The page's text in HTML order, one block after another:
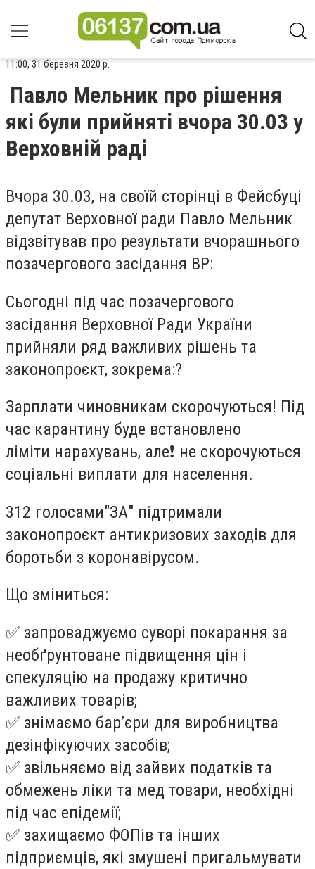
11:00, 31 березня 2020 р.
Павло Мельник про рішення
які були прийняті вчора 30.03 у
Верховній раді
Вчора 30.03, на своїй сторінці в Фейсбуці
депутат Верховної ради Павло Мельник
відзвітував про результати вчорашнього
позачергового засідання ВР:
Сьогодні під час позачергового
засідання Верховної Ради України
прийняли ряд важливих рішень та
законопроєкт, зокрема:?
​​Зарплати чиновникам скорочуються! Під
час карантину буде встановлено
ліміти нарахувань, але❗ не скорочуються
соціальні виплати для населення.
312 голосами"ЗА" підтримали
законопроєкт антикризових заходів для
боротьби з коронавірусом.
Що зміниться:
✅ запроваджуємо суворі покарання за
необґрунтоване підвищення цін і
спекуляцію на продажу критично
важливих товарів;
✅ знімаємо бар’єри для виробництва
дезінфікуючих засобів;
✅ звільняємо від зайвих податків та
обмежень ліки та мед товари, необхідні
під час епідемії;
✅ захищаємо ФОПів та інших
підприємців, які змушені пригальмувати